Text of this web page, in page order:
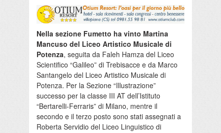
Nella sezione Fumetto ha vinto Martina
Mancuso del Liceo Artistico Musicale di
Potenza, seguita da Faleh Hamza del Liceo
Scientifico “Galileo” di Trebisacce e da Marco
Santangelo del Liceo Artistico Musicale di
Potenza. Per la Sezione “Illustrazione”
successo per la classe III AT dell’Istituto
“Bertarelli-Ferraris” di Milano, mentre il
secondo e il terzo posto sono stati assegnati a
Roberta Servidio del Liceo Linguistico di